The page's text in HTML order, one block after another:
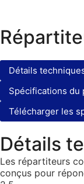
Détails
Spécifications du
Télécharger les
Détails
Les répartiteurs
conçus pour